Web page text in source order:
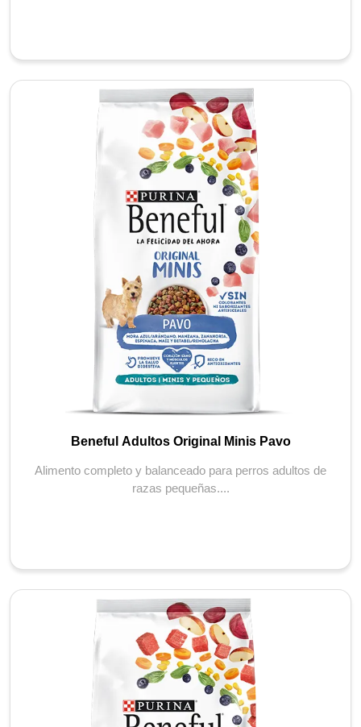
Beneful Adultos Original Minis Pavo
Alimento completo y balanceado para perros adultos de
razas pequeñas....